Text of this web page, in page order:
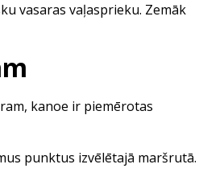
vasaras vaļasprieku. Zemāk
kanoe ir piemērotas
punktus izvēlētajā maršrutā.